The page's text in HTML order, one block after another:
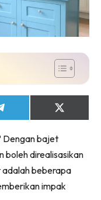
Share
on
Dengan bajet
boleh direalisasikan
beberapa
impak